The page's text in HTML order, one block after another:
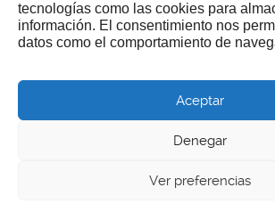
tecnologías como las cookies para
información. El consentimiento nos
datos como el comportamiento de
Aceptar
Denegar
Ver preferencias
¿Nos invitas a un cafecillo?
Si te gusta nuestra web puedes echar